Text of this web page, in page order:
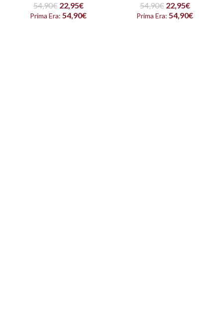
54,90€ 22,95€
Prima Era: 54,90€
54,90€ 22,95€
Prima Era: 54,90€